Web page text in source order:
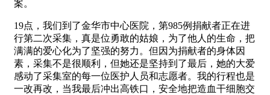
案。
19点，我们到了金华市中心医院，第985例捐献者正在进
行第二次采集，真是位勇敢的姑娘，为了他人的生命，把
满满的爱心化为了坚强的努力。但因为捐献者的身体因
素，采集不是很顺利，但她还是坚持到了最后，她的大爱
感动了采集室的每一位医护人员和志愿者。我的行程也是
一改再改，当我最后冲出高铁口，安全地把造血干细胞交